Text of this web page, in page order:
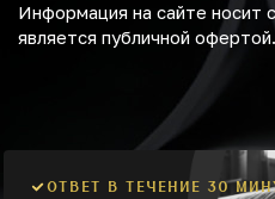
Информация на сайте носит
является публичной офертой.
ОТВЕТ В ТЕЧЕНИЕ 30